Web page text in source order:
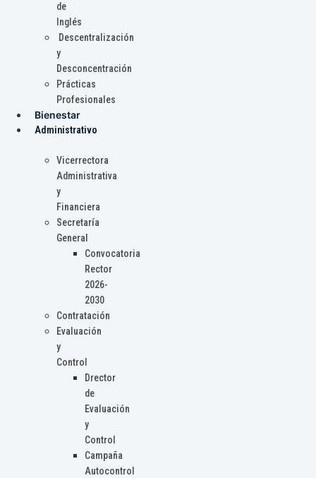
de
Inglés
Descentralización
y
Desconcentración
Prácticas
Profesionales
Bienestar
Administrativo
Vicerrectora
Administrativa
y
Financiera
Secretaría
General
Convocatoria
Rector
2026-
2030
Contratación
Evaluación
y
Control
Drector
de
Evaluación
y
Control
Campaña
Autocontrol